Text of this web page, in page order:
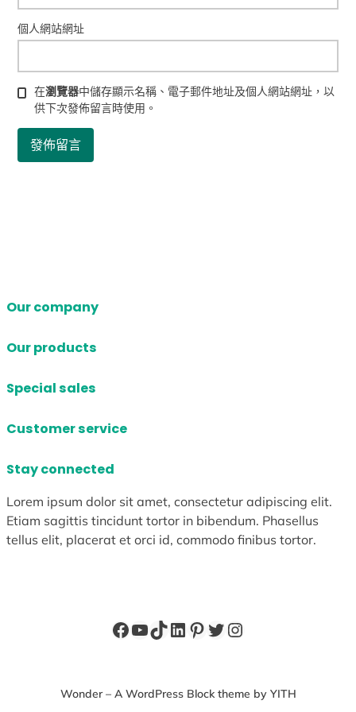
個人網站網址
在瀏覽器中儲存顯示名稱、電子郵件地址及個人網站網址，以
供下次發佈留言時使用。
Our company
Our products
Special sales
Customer service
Stay connected
Lorem ipsum dolor sit amet, consectetur adipiscing elit.
Etiam sagittis tincidunt tortor in bibendum. Phasellus
tellus elit, placerat et orci id, commodo finibus tortor.
Facebook
YouTube
TikTok
LinkedIn
Pinterest
X Instagram
Wonder – A WordPress Block theme by YITH